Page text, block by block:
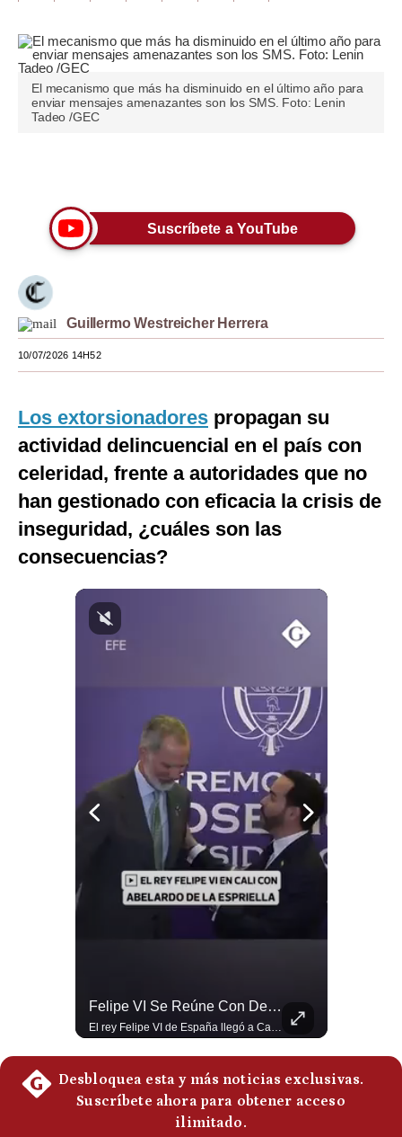
Blogs
Tendencias
Lujo
Estilos
EEUU
México
España
Tecnología
Club del Suscriptor
Mix
G de Gestión
Condiciones
Frecuentes
El mecanismo que más ha disminuido en el último año para
enviar mensajes amenazantes son los SMS. Foto: Lenin
Tadeo /GEC
Suscríbete a YouTube
Guillermo Westreicher Herrera
10/07/2026 14H52
Los extorsionadores propagan su
actividad delincuencial en el país con
celeridad, frente a autoridades que no
han gestionado con eficacia la crisis de
inseguridad, ¿cuáles son las
consecuencias?
Felipe VI Se Reúne Con De La Espriella Antes De La Investidura | Gestión Mundo